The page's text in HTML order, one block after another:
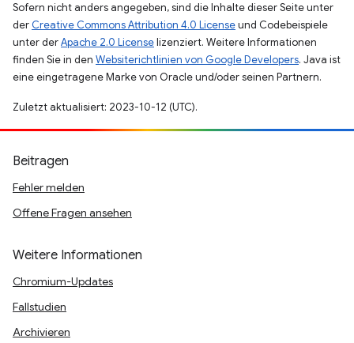
Sofern nicht anders angegeben, sind die Inhalte dieser Seite unter
der Creative Commons Attribution 4.0 Licenseund Codebeispiele
unter derApache 2.0 Licenselizenziert. Weitere Informationen
finden Sie in den Websiterichtlinien von Google Developers. Java ist
eine eingetragene Marke von Oracle und/oder seinen Partnern.
Zuletzt aktualisiert: 2023-10-12 (UTC).
Beitragen
Fehler melden
Offene Fragen ansehen
Weitere Informationen
Chromium-Updates
Fallstudien
Archivieren